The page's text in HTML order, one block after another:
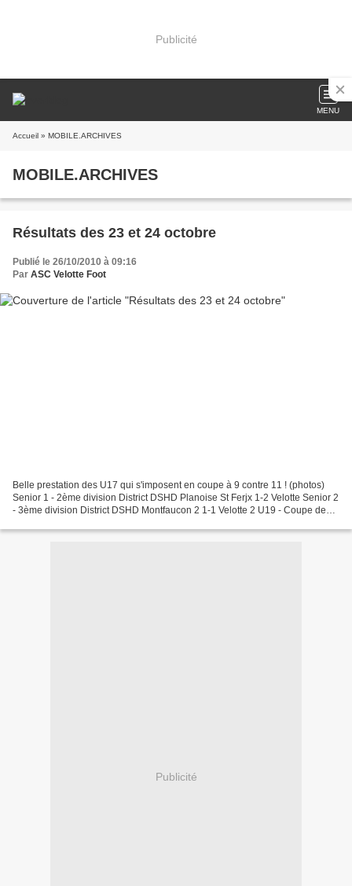
Publicité
MENU
Accueil » MOBILE.ARCHIVES
MOBILE.ARCHIVES
Résultats des 23 et 24 octobre
Publié le 26/10/2010 à 09:16
Par ASC Velotte Foot
Belle prestation des U17 qui s'imposent en coupe à 9 contre 11 ! (photos)
Senior 1 - 2ème division District DSHD Planoise St Ferjx 1-2 Velotte Senior 2
- 3ème division District DSHD Montfaucon 2 1-1 Velotte 2 U19 - Coupe de
Publicité